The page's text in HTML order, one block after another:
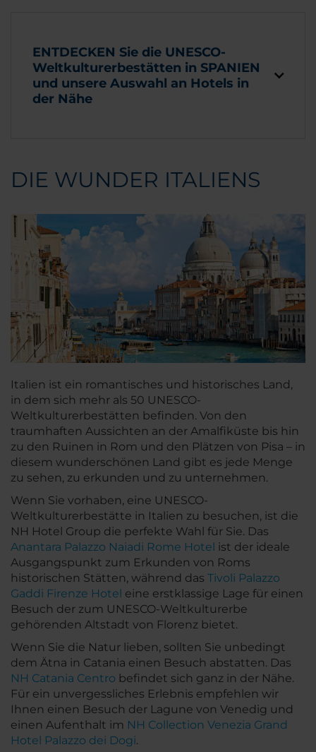
ENTDECKEN Sie die UNESCO-
Weltkulturerbestätten in SPANIEN
und unsere Auswahl an Hotels in
der Nähe
DIE WUNDER ITALIENS
Italien ist ein romantisches und historisches Land,
in dem sich mehr als 50 UNESCO-
Weltkulturerbestätten befinden. Von den
traumhaften Aussichten an der Amalfiküste bis hin
zu den Ruinen in Rom und den Plätzen von Pisa – in
diesem wunderschönen Land gibt es jede Menge
zu sehen, zu erkunden und zu unternehmen.
Wenn Sie vorhaben, eine UNESCO-
Weltkulturerbestätte in Italien zu besuchen, ist die
NH Hotel Group die perfekte Wahl für Sie. Das
Anantara Palazzo Naiadi Rome Hotel ist der ideale
Ausgangspunkt zum Erkunden von Roms
historischen Stätten, während das Tivoli Palazzo
Gaddi Firenze Hotel eine erstklassige Lage für einen
Besuch der zum UNESCO-Weltkulturerbe
gehörenden Altstadt von Florenz bietet.
Wenn Sie die Natur lieben, sollten Sie unbedingt
dem Ätna in Catania einen Besuch abstatten. Das
NH Catania Centro befindet sich ganz in der Nähe.
Für ein unvergessliches Erlebnis empfehlen wir
Ihnen einen Besuch der Lagune von Venedig und
einen Aufenthalt im NH Collection Venezia Grand
Hotel Palazzo dei Dogi.